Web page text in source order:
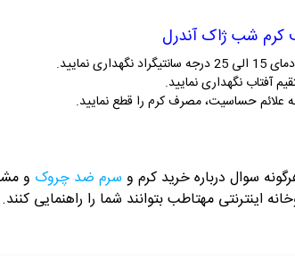
کرم شب ژاک آندرل
نمایید.
آفتاب نگهداری نمایید.
علائم حساسیت، مصرف کرم را قطع نمایید.
سوال درباره خرید کرم و سرم ضد چروک و
اینترنتی مهتاطب بتوانند شما را راهنمایی کنند.